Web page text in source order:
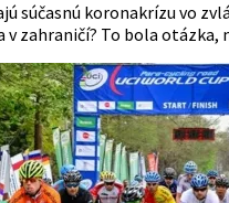
súčasnú koronakrízu vo
v zahraničí? To bola otázka,